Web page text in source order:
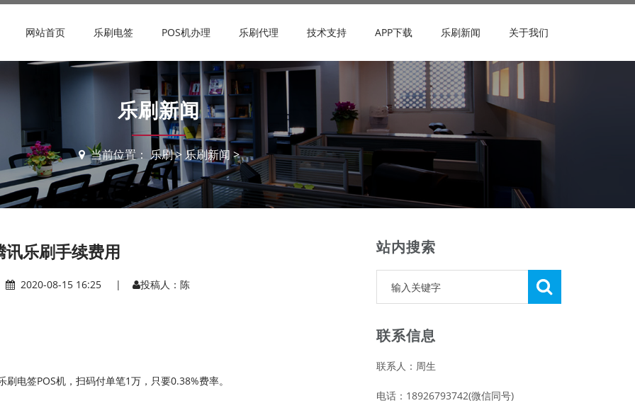
网站首页 乐刷电签 POS机办理 乐刷代理 技术支持 APP下载 乐刷新闻 关于我们
乐刷新闻
当前位置： 乐刷> 乐刷新闻>
讯乐刷手续费用
2020-08-15 16:25 | 投稿人：陈
电签POS机，扫码付单笔1万，只要0.38%费率。
站内搜索
联系信息
联系人：周生
电话：18926793742(微信同号)